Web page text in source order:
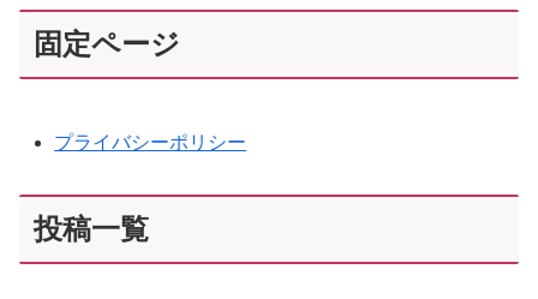
固定ページ
プライバシーポリシー
投稿一覧